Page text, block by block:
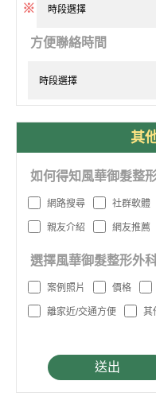
※
方便聯絡時間
其
如何得知風華御髮整
網路搜尋 社群軟體
親友介紹 網友推薦
選擇風華御髮整形外
案例照片 價格
離家近/交通方便 其